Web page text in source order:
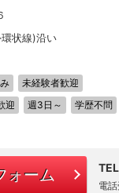
環状線)沿い
未経験者歓迎
迎 週3日～
学歴不問
ォーム
電